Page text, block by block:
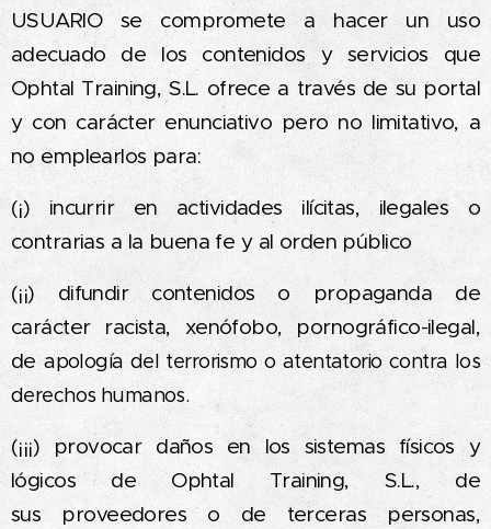
USUARIO se compromete a hacer un uso
adecuado de los contenidos y servicios que
Ophtal Training, S.L. ofrece a través de su portal
y con carácter enunciativo pero no limitativo, a
no emplearlos para:
(¡) incurrir en actividades ilícitas, ilegales o
contrarias a la buena fe y al orden público
(¡¡) difundir contenidos o propaganda de
carácter racista, xenófobo, pornográfico-ilegal,
deapología del terrorismo o atentatorio contra los
derechos humanos.
(¡¡¡) provocar daños en los sistemas físicos y
lógicos de Ophtal Training, S.L., de
sus proveedores o de terceras personas,